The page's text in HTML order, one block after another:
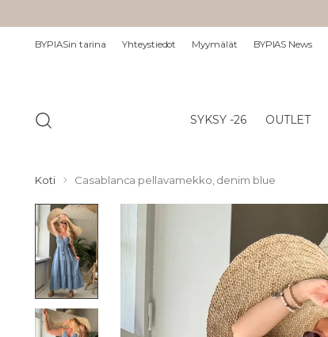
BYPIASin tarina Yhteystiedot Myymälät BYPIAS News
SYKSY -26 OUTLET
Koti Casablanca pellavamekko, denim blue